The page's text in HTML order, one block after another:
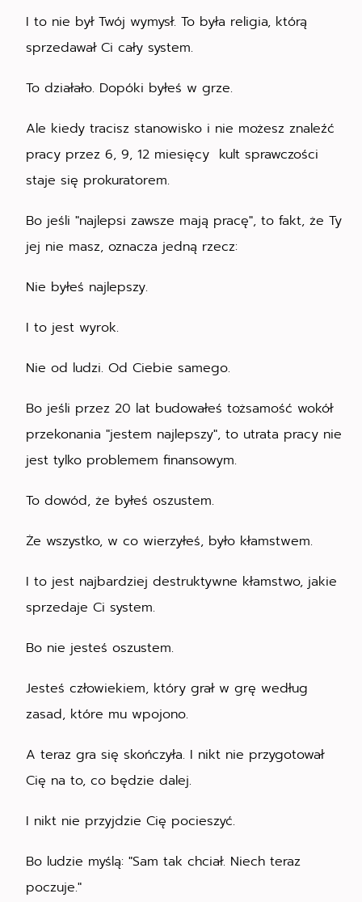
I to nie był Twój wymysł. To była religia, którą
sprzedawał Ci cały system.
To działało. Dopóki byłeś w grze.
Ale kiedy tracisz stanowisko i nie możesz znaleźć
pracy przez 6, 9, 12 miesięcy kult sprawczości
staje się prokuratorem.
Bo jeśli "najlepsi zawsze mają pracę", to fakt, że Ty
jej nie masz, oznacza jedną rzecz:
Nie byłeś najlepszy.
I to jest wyrok.
Nie od ludzi. Od Ciebie samego.
Bo jeśli przez 20 lat budowałeś tożsamość wokół
przekonania "jestem najlepszy", to utrata pracy nie
jest tylko problemem finansowym.
To dowód, że byłeś oszustem.
Że wszystko, w co wierzyłeś, było kłamstwem.
I to jest najbardziej destruktywne kłamstwo, jakie
sprzedaje Ci system.
Bo nie jesteś oszustem.
Jesteś człowiekiem, który grał w grę według
zasad, które mu wpojono.
A teraz gra się skończyła. I nikt nie przygotował
Cię na to, co będzie dalej.
I nikt nie przyjdzie Cię pocieszyć.
Bo ludzie myślą: "Sam tak chciał. Niech teraz
poczuje."